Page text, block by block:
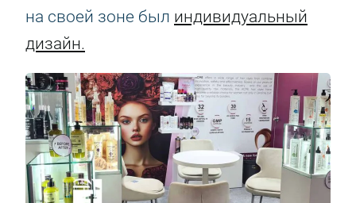
на своей зоне был индивидуальный
дизайн.